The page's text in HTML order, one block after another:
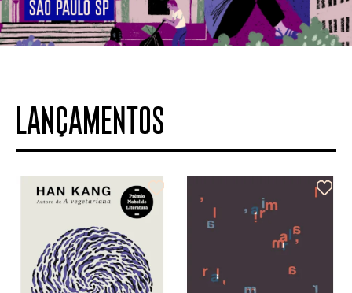
LANÇAMENTOS